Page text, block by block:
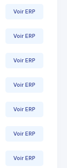
Voir ERP
Voir ERP
Voir ERP
Voir ERP
Voir ERP
Voir ERP
Voir ERP